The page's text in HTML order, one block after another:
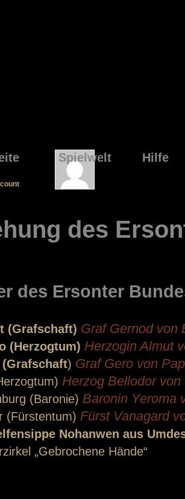
Spielwelt Hilfe
des
des Ersonter
(Grafschaft) Graf Gernod von
(Herzogtum) Herzogin Almut
(Grafschaft) Graf Gero von
Herzog Bellodor von
(Baronie) Baronin Yeroma
(Fürstentum) Fürst Vanagard
Nohanwen aus
„Gebrochene Hände“